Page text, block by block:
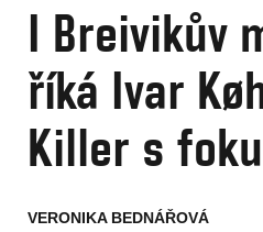
I Breivikův
říká Ivar
Killer s
VERONIKA BEDNÁŘOVÁ